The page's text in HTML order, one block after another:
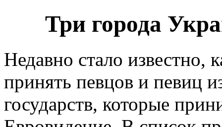
Три города
Недавно стало известно,
принять певцов и певиц
государств, которые